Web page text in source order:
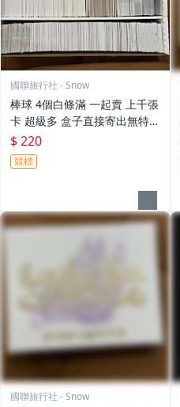
國聯旅行社 - Snow
棒球 4個白條滿 一起賣 上千張
卡 超級多 盒子直接寄出無特殊
保護 MLB
$ 220
競標
國聯旅行社 - Snow